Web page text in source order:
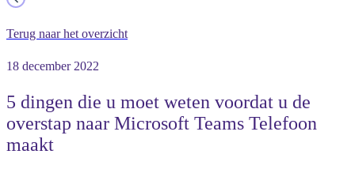
Terug naar het overzicht
18 december 2022
5 dingen die u moet weten voordat u de
overstap naar Microsoft Teams Telefoon
maakt